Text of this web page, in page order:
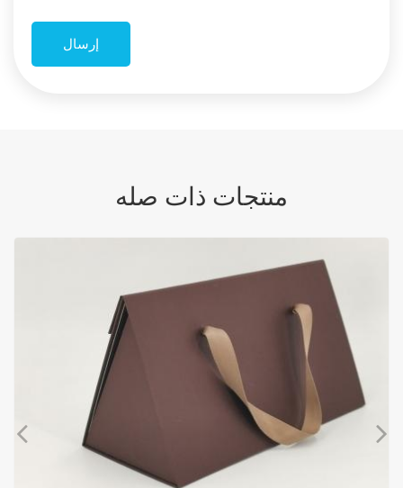
منتجات ذات صله